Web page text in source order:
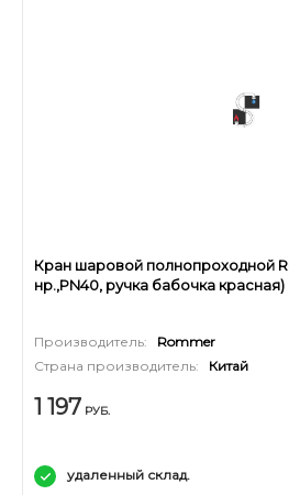
Кран шаровой полнопроходной
нр.,PN40, ручка бабочка красная)
Производитель:
Rommer
Страна производитель:
Китай
1 197 РУБ.
удаленный склад.